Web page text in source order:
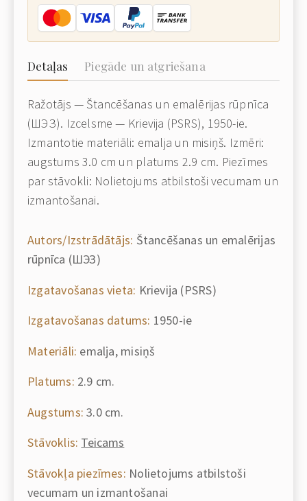
Detaļas Piegāde un atgriešana
Ražotājs — Štancēšanas un emalērijas rūpnīca
(ШЭЗ). Izcelsme — Krievija (PSRS), 1950-ie.
Izmantotie materiāli: emalja un misiņš. Izmēri:
augstums 3.0 cm un platums 2.9 cm. Piezīmes
par stāvokli: Nolietojums atbilstoši vecumam un
izmantošanai.
Autors/Izstrādātājs: Štancēšanas un emalērijas
rūpnīca (ШЭЗ)
Izgatavošanas vieta: Krievija (PSRS)
Izgatavošanas datums: 1950-ie
Materiāli: emalja, misiņš
Platums: 2.9 cm.
Augstums: 3.0 cm.
Stāvoklis: Teicams
Stāvokļa piezīmes: Nolietojums atbilstoši
vecumam un izmantošanai